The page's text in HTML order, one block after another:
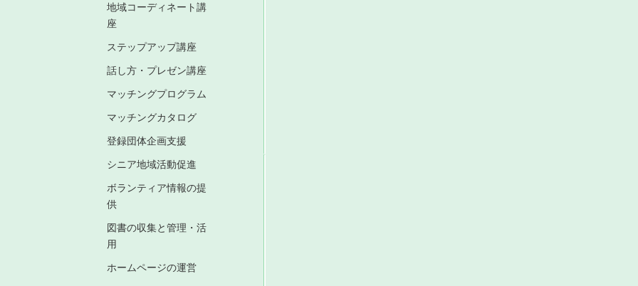
地域コーディネート講
座
ステップアップ講座
話し方・プレゼン講座
マッチングプログラム
マッチングカタログ
登録団体企画支援
シニア地域活動促進
ボランティア情報の提
供
図書の収集と管理・活
用
ホームページの運営